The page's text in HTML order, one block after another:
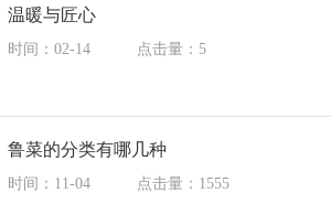
温暖与匠心
时间：02-14 点击量：5
鲁菜的分类有哪几种
时间：11-04 点击量：1555